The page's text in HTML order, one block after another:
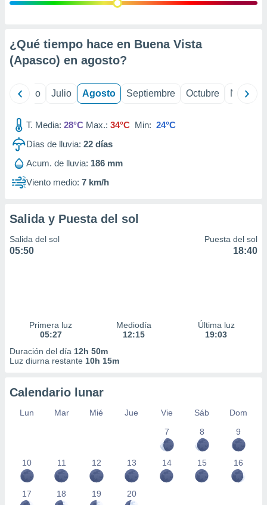
e
mediante
de
1199
¿Qué tiempo hace en Buena Vista
(Apasco) en agosto?
Junio Julio Agosto Septiembre Octubre
T. Media: 28°C Max.: 34°C Min: 24°C
Días de lluvia: 22 días
Acum. de lluvia: 186 mm
Viento medio: 7 km/h
Salida y Puesta del sol
Salida del sol
05:50
Puesta del sol
18:40
Primera luz
05:27
Mediodía
12:15
Última luz
19:03
Duración del día 12h 50m
Luz diurna restante 10h 15m
Calendario lunar
Lun Mar Mié Jue Vie Sáb
Dom
7
8 9
10 11 12 13 14 15 16
17 18 19 20